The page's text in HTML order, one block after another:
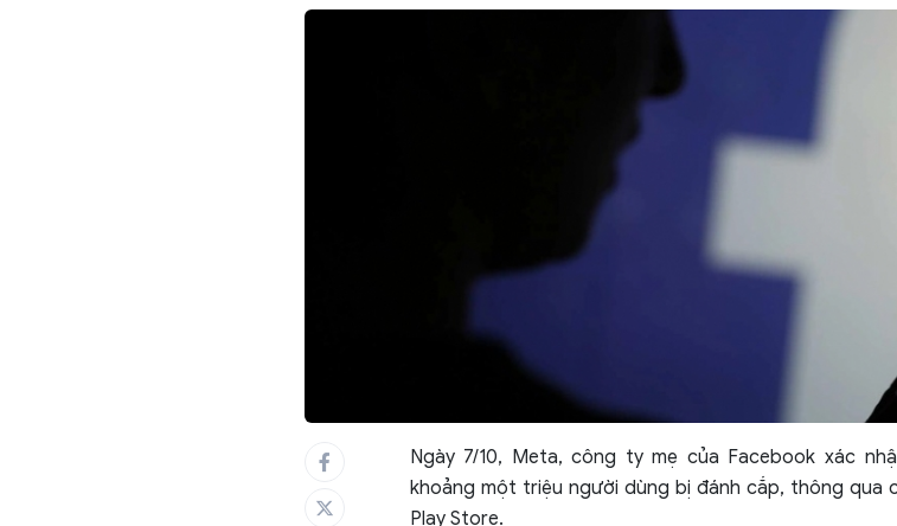
Ngày 7/10, Meta, công ty mẹ của Facebook xác
khoảng một triệu người dùng bị đánh cắp, thông
Play Store.